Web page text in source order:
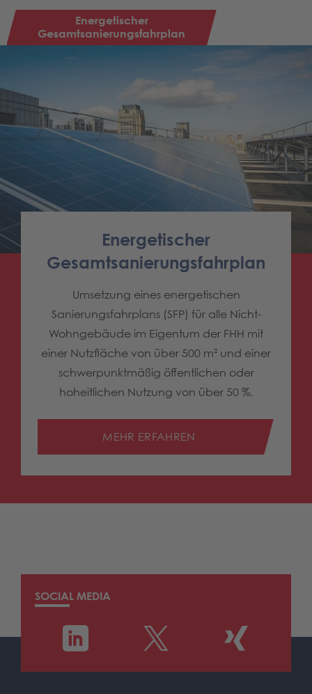
Energetischer
Gesamtsanierungsfahrplan
Energetischer
Gesamtsanierungsfahrplan
Umsetzung eines energetischen
Sanierungsfahrplans (SFP) für alle Nicht-
Wohngebäude im Eigentum der FHH mit
einer Nutzfläche von über 500 m² und einer
schwerpunktmäßig öffentlichen oder
hoheitlichen Nutzung von über 50 %.
MEHR ERFAHREN
SOCIAL MEDIA